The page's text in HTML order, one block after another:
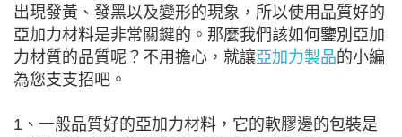
出現發黃、發黑以及變形的現象，所以使用品質好的
亞加力材料是非常關鍵的。那麼我們該如何鑒別亞加
力材質的品質呢？不用擔心，就讓亞加力製品的小編
為您支支招吧。
1、一般品質好的亞加力材料，它的軟膠邊的包裝是